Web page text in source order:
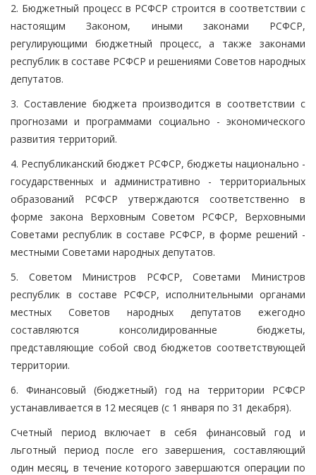
2. Бюджетный процесс в РСФСР строится в соответствии с
настоящим Законом, иными законами РСФСР,
регулирующими бюджетный процесс, а также законами
республик в составе РСФСР и решениями Советов народных
депутатов.
3. Составление бюджета производится в соответствии с
прогнозами и программами социально - экономического
развития территорий.
4. Республиканский бюджет РСФСР, бюджеты национально -
государственных и административно - территориальных
образований РСФСР утверждаются соответственно в
форме закона Верховным Советом РСФСР, Верховными
Советами республик в составе РСФСР, в форме решений -
местными Советами народных депутатов.
5. Советом Министров РСФСР, Советами Министров
республик в составе РСФСР, исполнительными органами
местных Советов народных депутатов ежегодно
составляются консолидированные бюджеты,
представляющие собой свод бюджетов соответствующей
территории.
6. Финансовый (бюджетный) год на территории РСФСР
устанавливается в 12 месяцев (с 1 января по 31 декабря).
Счетный период включает в себя финансовый год и
льготный период после его завершения, составляющий
один месяц, в течение которого завершаются операции по